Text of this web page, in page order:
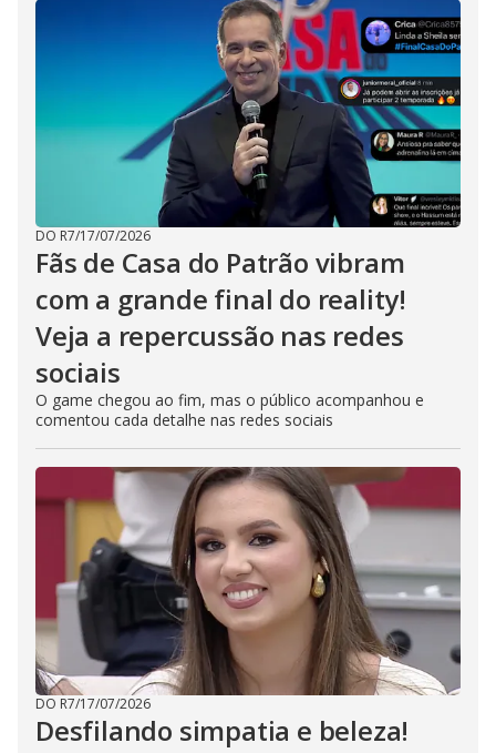
DO R7/17/07/2026
Fãs de Casa do Patrão vibram
com a grande final do reality!
Veja a repercussão nas redes
sociais
O game chegou ao fim, mas o público acompanhou e
comentou cada detalhe nas redes sociais
DO R7/17/07/2026
Desfilando simpatia e beleza!